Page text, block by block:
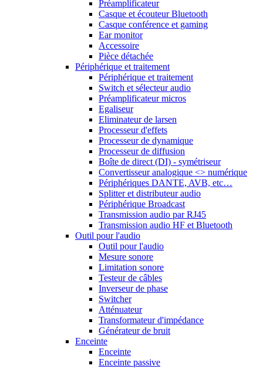
Préamplificateur
Casque et écouteur Bluetooth
Casque conférence et gaming
Ear monitor
Accessoire
Pièce détachée
Périphérique et traitement
Périphérique et traitement
Switch et sélecteur audio
Préamplificateur micros
Egaliseur
Eliminateur de larsen
Processeur d'effets
Processeur de dynamique
Processeur de diffusion
Boîte de direct (DI) - symétriseur
Convertisseur analogique <> numérique
Périphériques DANTE, AVB, etc…
Splitter et distributeur audio
Périphérique Broadcast
Transmission audio par RJ45
Transmission audio HF et Bluetooth
Outil pour l'audio
Outil pour l'audio
Mesure sonore
Limitation sonore
Testeur de câbles
Inverseur de phase
Switcher
Atténuateur
Transformateur d'impédance
Générateur de bruit
Enceinte
Enceinte
Enceinte passive